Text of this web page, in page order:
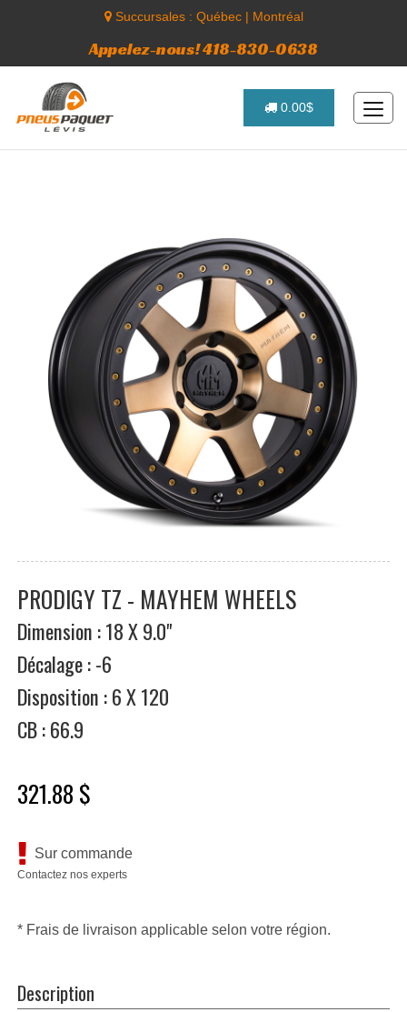
Succursales : Québec| Montréal
Appelez-nous! 418-830-0638
0.00$
PRODIGY TZ - MAYHEM WHEELS
Dimension : 18 X 9.0"
Décalage : -6
Disposition : 6 X 120
CB : 66.9
321.88 $
Sur commande
Contactez nos experts
* Frais de livraison applicable selon votre région.
Description